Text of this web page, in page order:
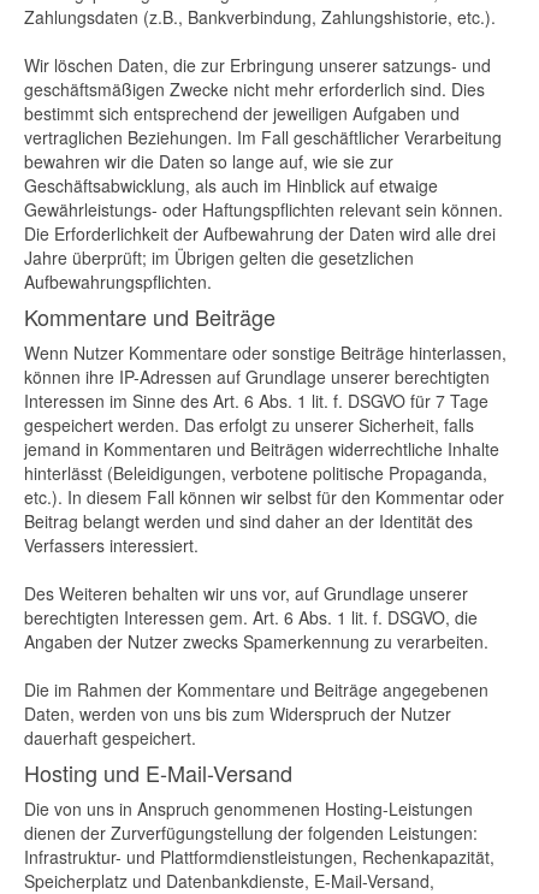
Zahlungsdaten (z.B., Bankverbindung, Zahlungshistorie, etc.).
Wir löschen Daten, die zur Erbringung unserer satzungs- und
geschäftsmäßigen Zwecke nicht mehr erforderlich sind. Dies
bestimmt sich entsprechend der jeweiligen Aufgaben und
vertraglichen Beziehungen. Im Fall geschäftlicher Verarbeitung
bewahren wir die Daten so lange auf, wie sie zur
Geschäftsabwicklung, als auch im Hinblick auf etwaige
Gewährleistungs- oder Haftungspflichten relevant sein können.
Die Erforderlichkeit der Aufbewahrung der Daten wird alle drei
Jahre überprüft; im Übrigen gelten die gesetzlichen
Aufbewahrungspflichten.
Kommentare und Beiträge
Wenn Nutzer Kommentare oder sonstige Beiträge hinterlassen,
können ihre IP-Adressen auf Grundlage unserer berechtigten
Interessen im Sinne des Art. 6 Abs. 1 lit. f. DSGVO für 7 Tage
gespeichert werden. Das erfolgt zu unserer Sicherheit, falls
jemand in Kommentaren und Beiträgen widerrechtliche Inhalte
hinterlässt (Beleidigungen, verbotene politische Propaganda,
etc.). In diesem Fall können wir selbst für den Kommentar oder
Beitrag belangt werden und sind daher an der Identität des
Verfassers interessiert.
Des Weiteren behalten wir uns vor, auf Grundlage unserer
berechtigten Interessen gem. Art. 6 Abs. 1 lit. f. DSGVO, die
Angaben der Nutzer zwecks Spamerkennung zu verarbeiten.
Die im Rahmen der Kommentare und Beiträge angegebenen
Daten, werden von uns bis zum Widerspruch der Nutzer
dauerhaft gespeichert.
Hosting und E-Mail-Versand
Die von uns in Anspruch genommenen Hosting-Leistungen
dienen der Zurverfügungstellung der folgenden Leistungen:
Infrastruktur- und Plattformdienstleistungen, Rechenkapazität,
Speicherplatz und Datenbankdienste, E-Mail-Versand,